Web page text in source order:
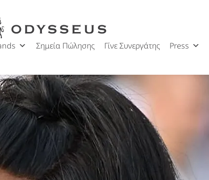
Jewels
Σημεία Πώλησης Γίνε Συνεργάτης Press
Cambell
Ημ.
δημοσίευσης
24/09/2025